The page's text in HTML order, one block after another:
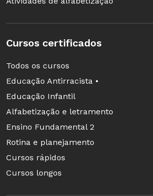
Cursos certificados
Todos os cursos
Educação Antirracista •
Educação Infantil
Alfabetização e letramento
Ensino Fundamental 2
Rotina e planejamento
Cursos rápidos
Cursos longos